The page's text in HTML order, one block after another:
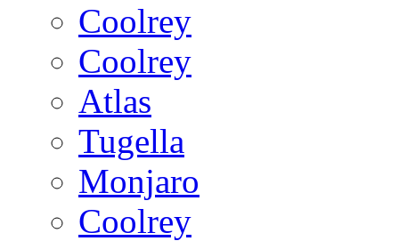
Coolrey
Coolrey
Atlas
Tugella
Monjaro
Coolrey